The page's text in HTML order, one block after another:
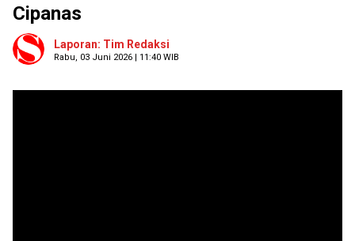
Cipanas
Laporan: Tim Redaksi
Rabu, 03 Juni 2026 | 11:40 WIB